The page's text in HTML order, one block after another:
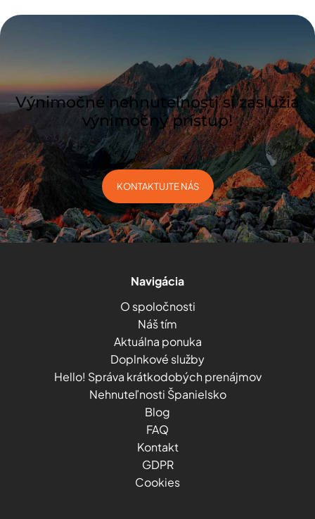
Výnimočné nehnuteľnosti si zaslúžia
výnimočný prístup!
KONTAKTUJTE NÁS
Navigácia
O spoločnosti
Náš tím
Aktuálna ponuka
Doplnkové služby
Hello! Správa krátkodobých prenájmov
Nehnuteľnosti Španielsko
Blog
FAQ
Kontakt
GDPR
Cookies